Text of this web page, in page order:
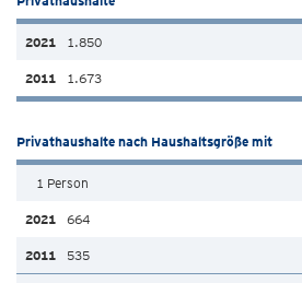
1.850
1.673
Privathaushalte nach Haushaltsgröße mit
1 Person
664
535